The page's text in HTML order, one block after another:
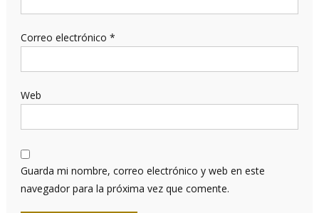
Correo electrónico *
Web
Guarda mi nombre, correo electrónico y web en este
navegador para la próxima vez que comente.